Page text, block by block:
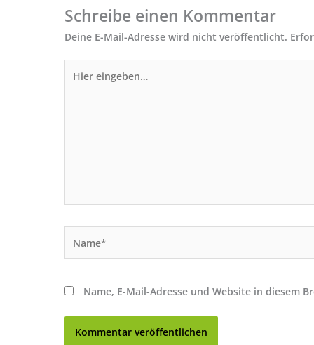
Schreibe einen Kommentar
Deine E-Mail-Adresse wird nicht veröffentlicht.
eingeben…
Name, E-Mail-Adresse und Website in diesem